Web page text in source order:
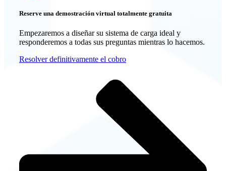
Reserve una demostración virtual totalmente gratuita
Empezaremos a diseñar su sistema de carga ideal y
responderemos a todas sus preguntas mientras lo hacemos.
Resolver definitivamente el cobro